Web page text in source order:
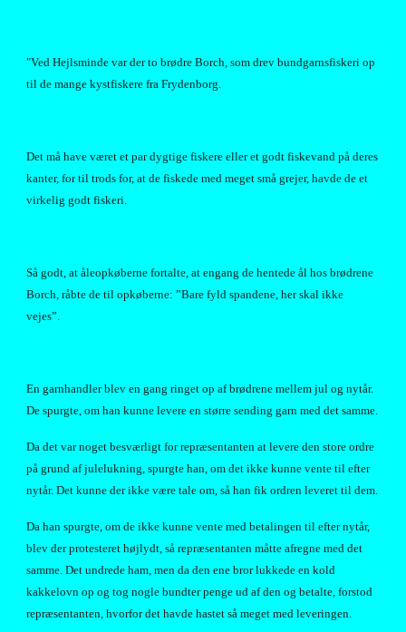
"Ved Hejlsminde var der to brødre Borch, som drev bundgarnsfiskeri op
til de mange kystfiskere fra Frydenborg.
Det må have været et par dygtige fiskere eller et godt fiskevand på deres
kanter, for til trods for, at de fiskede med meget små grejer, havde de et
virkelig godt fiskeri.
Så godt, at åleopkøberne fortalte, at engang de hentede ål hos brødrene
Borch, råbte de til opkøberne: ”Bare fyld spandene, her skal ikke
vejes”.
En garnhandler blev en gang ringet op af brødrene mellem jul og nytår.
De spurgte, om han kunne levere en større sending garn med det samme.
Da det var noget besværligt for repræsentanten at levere den store ordre
på grund af julelukning, spurgte han, om det ikke kunne vente til efter
nytår. Det kunne der ikke være tale om, så han fik ordren leveret til dem.
Da han spurgte, om de ikke kunne vente med betalingen til efter nytår,
blev der protesteret højlydt, så repræsentanten måtte afregne med det
samme. Det undrede ham, men da den ene bror lukkede en kold
kakkelovn op og tog nogle bundter penge ud af den og betalte, forstod
repræsentanten, hvorfor det havde hastet så meget med leveringen.